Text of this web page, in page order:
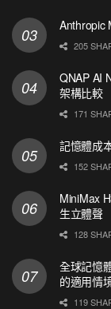
Anthropic
205
QNAP AI
架構比較
171
記憶體成
152
MiniMax
生立體聲
128
全球記憶
的適用情
119